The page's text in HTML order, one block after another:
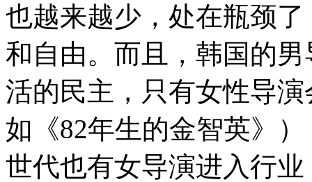
也越来越少，处在瓶颈
和自由。而且，韩国的
活的民主，只有女性导
如《82年生的金智英》
世代也有女导演进入行